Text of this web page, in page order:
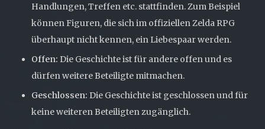
Handlungen, Treffen etc. stattfinden. Zum Beispiel
können Figuren, die sich im offiziellen Zelda RPG
überhaupt nicht kennen, ein Liebespaar werden.
Offen: Die Geschichte ist für andere offen und es
dürfen weitere Beteiligte mitmachen.
Geschlossen: Die Geschichte ist geschlossen und für
keine weiteren Beteiligten zugänglich.